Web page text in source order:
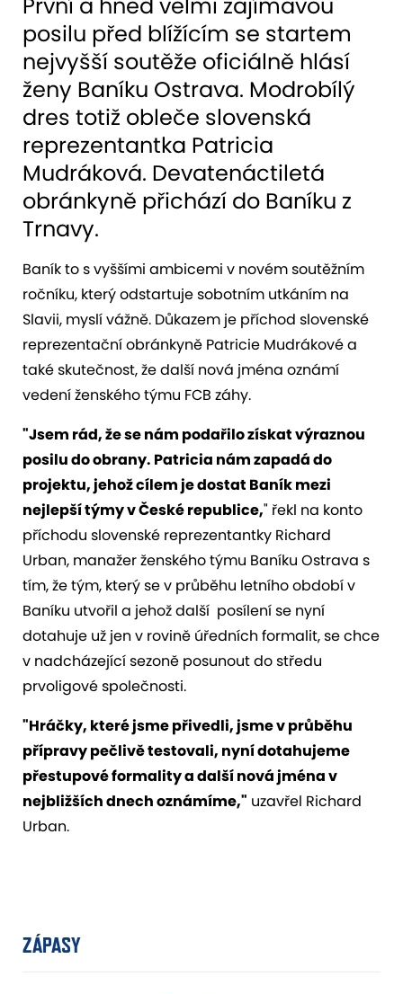
posilu před blížícím se startem
nejvyšší soutěže oficiálně hlásí
ženy Baníku Ostrava. Modrobílý
dres totiž obleče slovenská
reprezentantka Patricia
Mudráková. Devatenáctiletá
obránkyně přichází do Baníku z
Trnavy.
Baník to s vyššími ambicemi v novém soutěžním
ročníku, který odstartuje sobotním utkáním na
Slavii, myslí vážně. Důkazem je příchod slovenské
reprezentační obránkyně Patricie Mudrákové a
také skutečnost, že další nová jména oznámí
vedení ženského týmu FCB záhy.
"Jsem rád, že se nám podařilo získat výraznou
posilu do obrany. Patricia nám zapadá do
projektu, jehož cílem je dostat Baník mezi
nejlepší týmy vČeské republice," řekl na konto
příchodu slovenské reprezentantky Richard
Urban, manažer ženského týmu Baníku Ostrava s
tím, že tým, který se v průběhu letního období v
Baníku utvořil a jehož další posílení se nyní
dotahuje už jen v rovině úředních formalit, se chce
v nadcházející sezoně posunout do středu
prvoligové společnosti.
"Hráčky, které jsme přivedli, jsme v průběhu
přípravy pečlivě testovali, nyní dotahujeme
přestupové formality a další nová jménav
nejbližších dnech oznámíme," uzavřel Richard
Urban.
ZÁPASY